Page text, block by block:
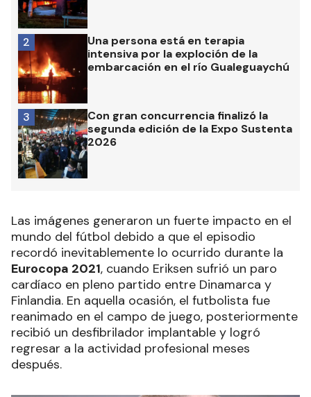
Una persona está en terapia
intensiva por la exploción de la
embarcación en el río Gualeguaychú
2
Con gran concurrencia finalizó la
segunda edición de la Expo Sustenta
2026
3
Las imágenes generaron un fuerte impacto en el
mundo del fútbol debido a que el episodio
recordó inevitablemente lo ocurrido durante la
Eurocopa 2021, cuando Eriksen sufrió un paro
cardíaco en pleno partido entre Dinamarca y
Finlandia. En aquella ocasión, el futbolista fue
reanimado en el campo de juego, posteriormente
recibió un desfibrilador implantable y logró
regresar a la actividad profesional meses
después.